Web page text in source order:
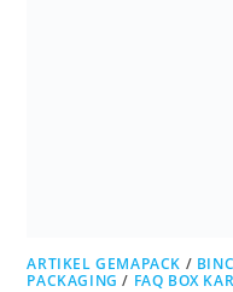
ARTIKEL GEMAPACK /
PACKAGING / FAQ BOX